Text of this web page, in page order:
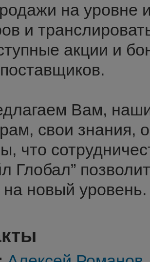
на уровне
и
акции и
Вам,
свои знания,
что
Глобал”
на новый уровень.